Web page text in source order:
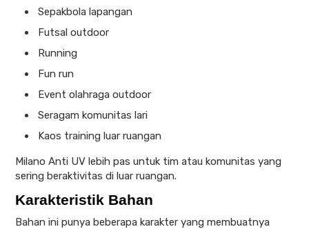
Sepakbola lapangan
Futsal outdoor
Running
Fun run
Event olahraga outdoor
Seragam komunitas lari
Kaos training luar ruangan
Milano Anti UV lebih pas untuk tim atau komunitas yang
sering beraktivitas di luar ruangan.
Karakteristik Bahan
Bahan ini punya beberapa karakter yang membuatnya